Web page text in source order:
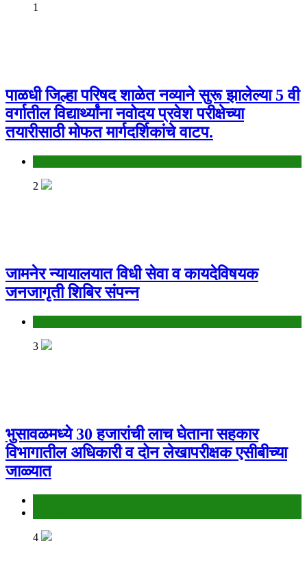
1
पाळधी जिल्हा परिषद शाळेत नव्याने सुरू झालेल्या 5 वी
वर्गातील विद्यार्थ्यांना नवोदय प्रवेश परीक्षेच्या
तयारीसाठी मोफत मार्गदर्शिकांचे वाटप.
2
जामनेर न्यायालयात विधी सेवा व कायदेविषयक
जनजागृती शिबिर संपन्न
3
भुसावळमध्ये 30 हजारांची लाच घेताना सहकार
विभागातील अधिकारी व दोन लेखापरीक्षक एसीबीच्या
जाळ्यात
4